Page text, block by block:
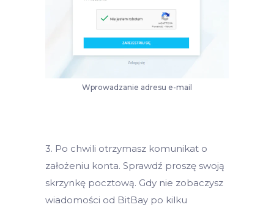
Wprowadzanie adresu e-mail
3. Po chwili otrzymasz komunikat o
założeniu konta. Sprawdź proszę swoją
skrzynkę pocztową. Gdy nie zobaczysz
wiadomości od BitBay po kilku